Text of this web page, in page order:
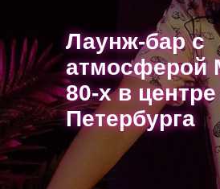
Лаунж-бар с
атмосферой
80-х в
Петербурга
Лаунж-бар с
атмосферой
80-х в
Петербурга